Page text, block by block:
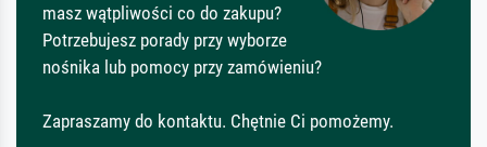
masz wątpliwości co do zakupu?
Potrzebujesz porady przy wyborze
nośnika lub pomocy przy zamówieniu?
Zapraszamy do kontaktu. Chętnie Ci pomożemy.